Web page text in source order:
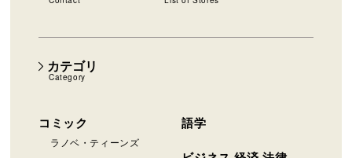
カテゴリ
Category
コミック
ラノベ・ティーンズ
語学